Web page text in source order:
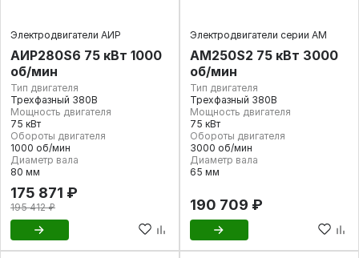
Электродвигатели АИР
АИР280S6 75 кВт 1000
об/мин
Тип двигателя
Трехфазный 380В
Мощность двигателя
75 кВт
Обороты двигателя
1000 об/мин
Диаметр вала
80 мм
175 871 ₽
195 412 ₽
Электродвигатели серии АМ
АМ250S2 75 кВт 3000
об/мин
Тип двигателя
Трехфазный 380В
Мощность двигателя
75 кВт
Обороты двигателя
3000 об/мин
Диаметр вала
65 мм
190 709 ₽